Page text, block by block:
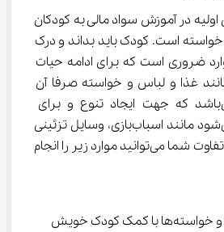
اصول اولیه در آموزش سواد مالی به کودکان
خواسته است. کودک باید بداند و درک
ضروری است که برای ادامه حیات
غذا و لباس و خواسته صرفا آن
موارد غیرضروری می‌باشد که جهت ایجاد تنوع و برای
سرگرمی خریداری می‌شود مانند اسباب‌بازی، وسایل تزئینی
و … . برای آموزش این تفاوت شما می‌توانید موارد زیر را انجام
لیستی از نیازها و خواسته‌ها با کمک کودک خویش